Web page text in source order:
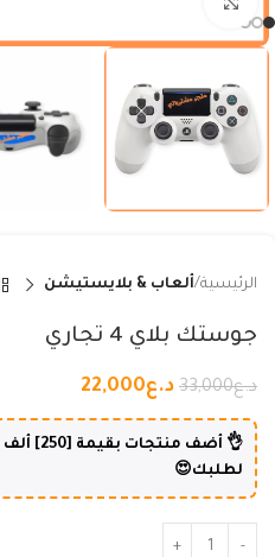
الرئيسية ألعاب & بلايستيشن
جوستك بلاي 4 تجاري
د.ع33,000 د.ع22,000
👌 أضف
لطلبك😍